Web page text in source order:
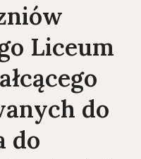
Liceum
do
do